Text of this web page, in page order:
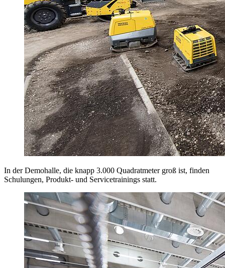
In der Demohalle, die knapp 3.000 Quadratmeter groß ist, finden
Schulungen, Produkt- und Servicetrainings statt.